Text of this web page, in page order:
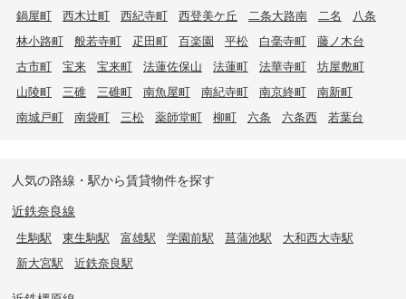
鍋屋町
西木辻町 西紀寺町 西登美ケ丘 二条大路南 二名
八条
林小路町
般若寺町 疋田町 百楽園 平松 白毫寺町
藤ノ木台
古市町
宝来 宝来町 法蓮佐保山 法蓮町 法華寺町
坊屋敷町
山陵町
三碓 三碓町 南魚屋町 南紀寺町 南京終町
南新町
南城戸町
南袋町 三松 薬師堂町 柳町 六条 六条西 若葉台
人気の路線・駅から賃貸物件を探す
近鉄奈良線
生駒駅 東生駒駅 富雄駅 学園前駅 菖蒲池駅
大和西大寺駅
新大宮駅
近鉄奈良駅